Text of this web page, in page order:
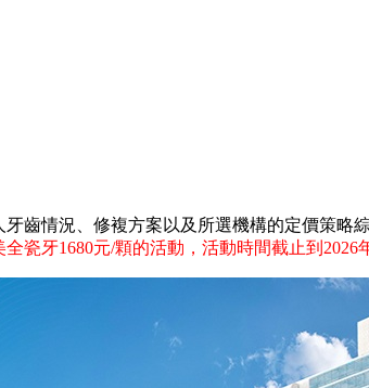
情況、修複方案以及所選機構的定價策略
瓷牙1680元/顆的活動，活動時間截止到2026